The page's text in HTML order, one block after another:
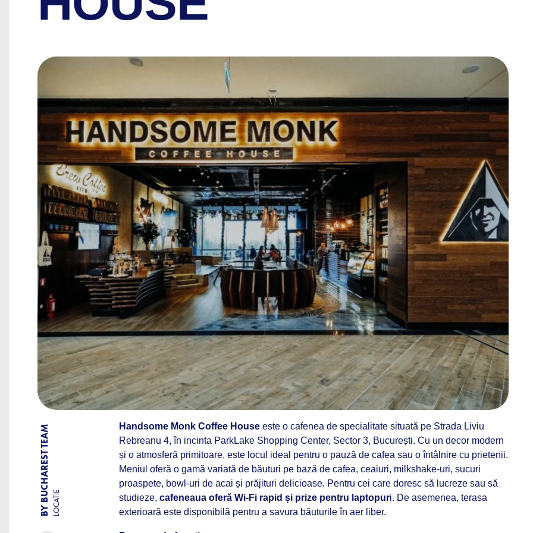
BY BUCHAREST TEAM LOCATIE
Handsome Monk Coffee House este o cafenea de specialitate situată pe Strada Liviu
Rebreanu 4, în incinta ParkLake Shopping Center, Sector 3, București. Cu un decor modern
și o atmosferă primitoare, este locul ideal pentru o pauză de cafea sau o întâlnire cu prietenii.
Meniul oferă o gamă variată de băuturi pe bază de cafea, ceaiuri, milkshake-uri, sucuri
proaspete, bowl-uri de acai și prăjituri delicioase. Pentru cei care doresc să lucreze sau să
studieze, cafeneaua oferă Wi-Fi rapid și prize pentru laptopuri. De asemenea, terasa
exterioară este disponibilă pentru a savura băuturile în aer liber.